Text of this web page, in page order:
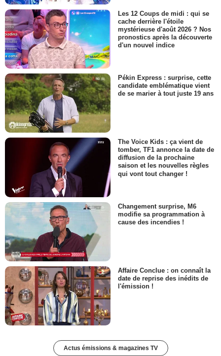
Les 12 Coups de midi : qui se
cache derrière l'étoile
mystérieuse d'août 2026 ? Nos
pronostics après la découverte
d'un nouvel indice
Pékin Express : surprise, cette
candidate emblématique vient
de se marier à tout juste 19 ans
The Voice Kids : ça vient de
tomber, TF1 annonce la date de
diffusion de la prochaine
saison et les nouvelles règles
qui vont tout changer !
Changement surprise, M6
modifie sa programmation à
cause des incendies !
Affaire Conclue : on connaît la
date de reprise des inédits de
l'émission !
Actus émissions & magazines TV